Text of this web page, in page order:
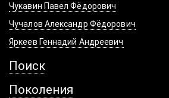
Чукавин Павел Фёдорович
Чучалов Александр Фёдорович
Яркеев Геннадий Андреевич
Поиск
Поколения